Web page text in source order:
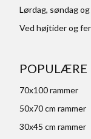
Lørdag, søndag
Ved højtider og
POPULÆRE
70x100 rammer
50x70 cm rammer
30x45 cm rammer